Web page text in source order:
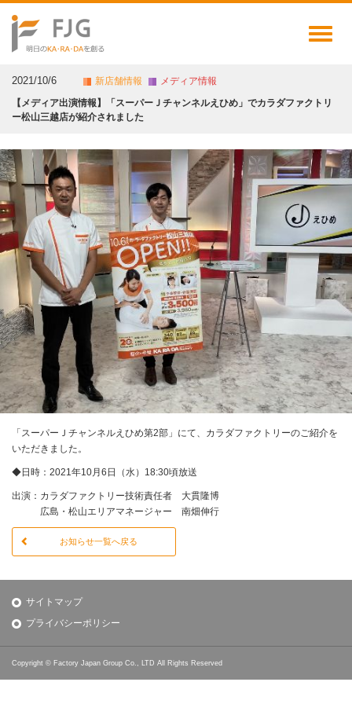
Toggle
2021/10/6 新店舗情報
メディア情報
【メディア出演情報】「スーパーＪチャンネルえひめ」でカラダファクトリ
ー松山三越店が紹介されました
「スーパーＪチャンネルえひめ第2部」にて、カラダファクトリーのご紹介を
いただきました。
◆日時：2021年10月6日（水）18:30頃放送
出演：カラダファクトリー技術責任者 大貫隆博
広島・松山エリアマネージャー 南畑伸行
お知らせ一覧へ戻る
サイトマップ
プライバシーポリシー
Copyright © Factory Japan Group Co., LTD All Rights Reserved